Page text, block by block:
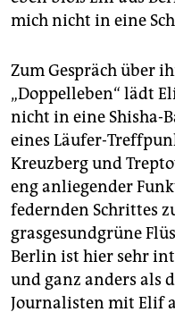
mich nicht in eine
Zum Gespräch über
„Doppelleben“ lädt
nicht in eine Shisha-
eines Läufer-
Kreuzberg und
eng anliegender
federnden Schrittes
grasgesundgrüne
Berlin ist hier sehr
und ganz anders als
Journalisten mit Elif